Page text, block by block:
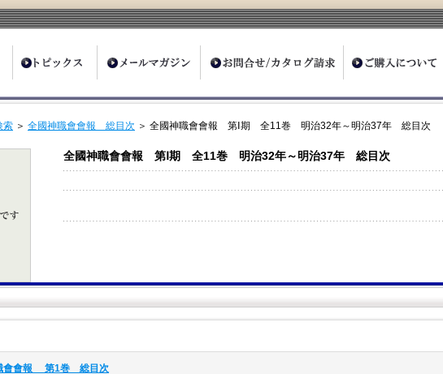
索 ＞ 全國神職會會報 総目次 ＞ 全國神職會會報 第Ⅰ期 全11巻 明治32年～明治37年 総目次
全國神職會會報 第Ⅰ期 全11巻 明治32年～明治37年 総目次
會會報 第1巻 総目次